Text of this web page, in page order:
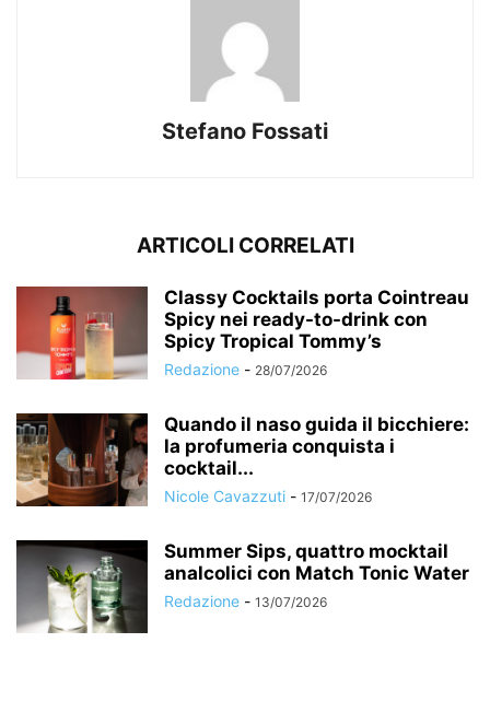
Stefano Fossati
ARTICOLI CORRELATI
Classy Cocktails porta Cointreau
Spicy nei ready-to-drink con
Spicy Tropical Tommy’s
Redazione - 28/07/2026
Quando il naso guida il bicchiere:
la profumeria conquista i
cocktail...
Nicole Cavazzuti - 17/07/2026
Summer Sips, quattro mocktail
analcolici con Match Tonic Water
Redazione - 13/07/2026